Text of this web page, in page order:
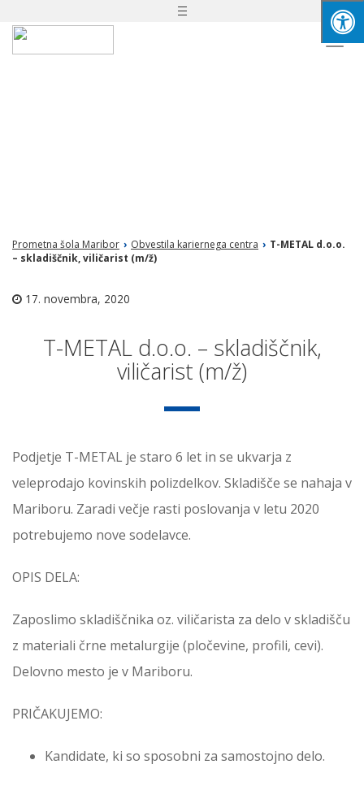
Toggle
Prometna šola Maribor › Obvestila kariernega centra › T-METAL d.o.o.
– skladiščnik, viličarist (m/ž)
17. novembra, 2020
T-METAL d.o.o. – skladiščnik,
viličarist (m/ž)
Podjetje T-METAL je staro 6 let in se ukvarja z
veleprodajo kovinskih polizdelkov. Skladišče se nahaja v
Mariboru. Zaradi večje rasti poslovanja v letu 2020
potrebujemo nove sodelavce.
OPIS DELA:
Zaposlimo skladiščnika oz. viličarista za delo v skladišču
z materiali črne metalurgije (pločevine, profili, cevi).
Delovno mesto je v Mariboru.
PRIČAKUJEMO:
Kandidate, ki so sposobni za samostojno delo.